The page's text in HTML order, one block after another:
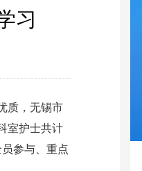
习
质，无锡市
室护士共计
参与、重点